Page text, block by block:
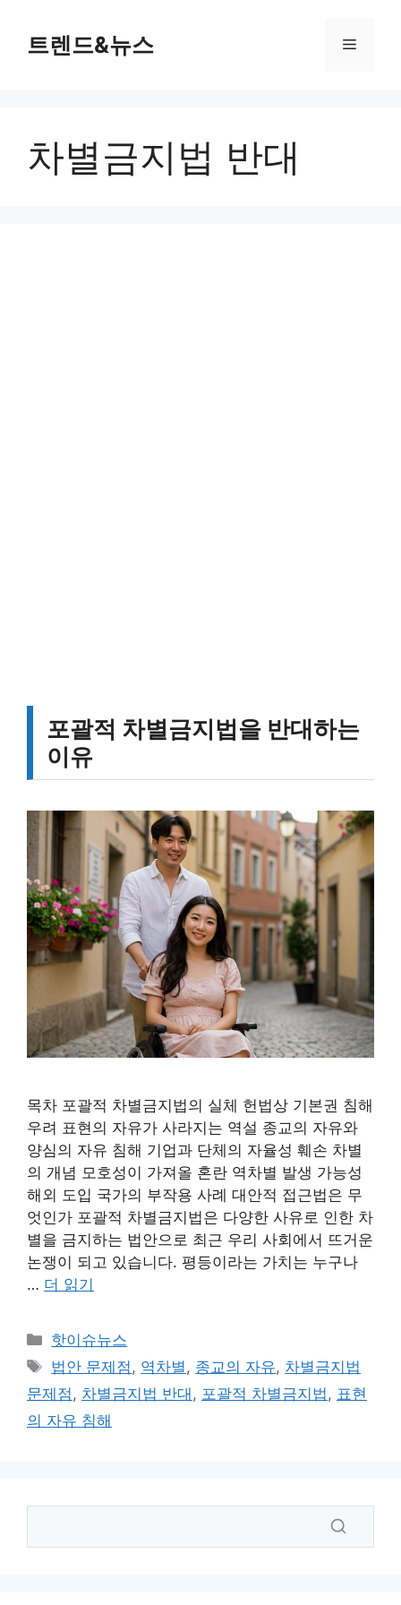
트렌드&뉴스 메
차별금지법 반대
포괄적 차별금지법을 반대하는
이유
목차 포괄적 차별금지법의 실체 헌법상 기본권 침해
우려 표현의 자유가 사라지는 역설 종교의 자유와
양심의 자유 침해 기업과 단체의 자율성 훼손 차별
의 개념 모호성이 가져올 혼란 역차별 발생 가능성
해외 도입 국가의 부작용 사례 대안적 접근법은 무
엇인가 포괄적 차별금지법은 다양한 사유로 인한 차
별을 금지하는 법안으로 최근 우리 사회에서 뜨거운
논쟁이 되고 있습니다. 평등이라는 가치는 누구나
… 더 읽기
카
테
고
리
핫이슈뉴스
태
그
법안 문제점 , 역차별 , 종교의 자유, 차별금지법
문제점 , 차별금지법 반대 , 포괄적 차별금지법 , 표현
의 자유 침해